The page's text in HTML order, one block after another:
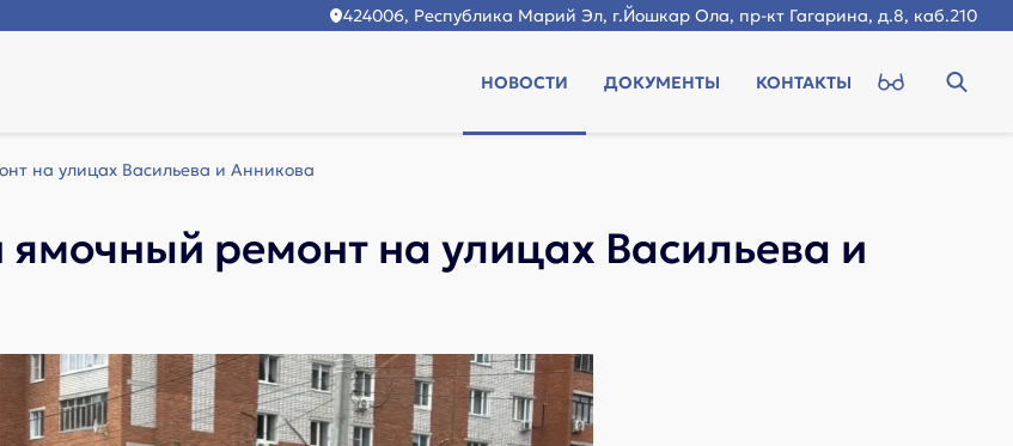
424006, Республика Марий Эл, г.Йошкар Ола, пр-кт Гагарина, д.8, каб.210
НОВОСТИ ДОКУМЕНТЫ КОНТАКТЫ
на улицах Васильева и Анникова
ремонт на улицах Васильева и